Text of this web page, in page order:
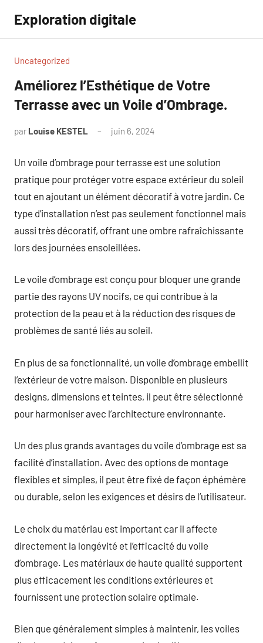
contenu
Exploration digitale
Uncategorized
Améliorez l’Esthétique de Votre
Terrasse avec un Voile d’Ombrage.
par Louise KESTEL juin 6, 2024
Un voile d’ombrage pour terrasse est une solution
pratique pour protéger votre espace extérieur du soleil
tout en ajoutant un élément décoratif à votre jardin. Ce
type d’installation n’est pas seulement fonctionnel mais
aussi très décoratif, offrant une ombre rafraîchissante
lors des journées ensoleillées.
Le voile d’ombrage est conçu pour bloquer une grande
partie des rayons UV nocifs, ce qui contribue à la
protection de la peau et à la réduction des risques de
problèmes de santé liés au soleil.
En plus de sa fonctionnalité, un voile d’ombrage embellit
l’extérieur de votre maison. Disponible en plusieurs
designs, dimensions et teintes, il peut être sélectionné
pour harmoniser avec l’architecture environnante.
Un des plus grands avantages du voile d’ombrage est sa
facilité d’installation. Avec des options de montage
flexibles et simples, il peut être fixé de façon éphémère
ou durable, selon les exigences et désirs de l’utilisateur.
Le choix du matériau est important car il affecte
directement la longévité et l’efficacité du voile
d’ombrage. Les matériaux de haute qualité supportent
plus efficacement les conditions extérieures et
fournissent une protection solaire optimale.
Bien que généralement simples à maintenir, les voiles